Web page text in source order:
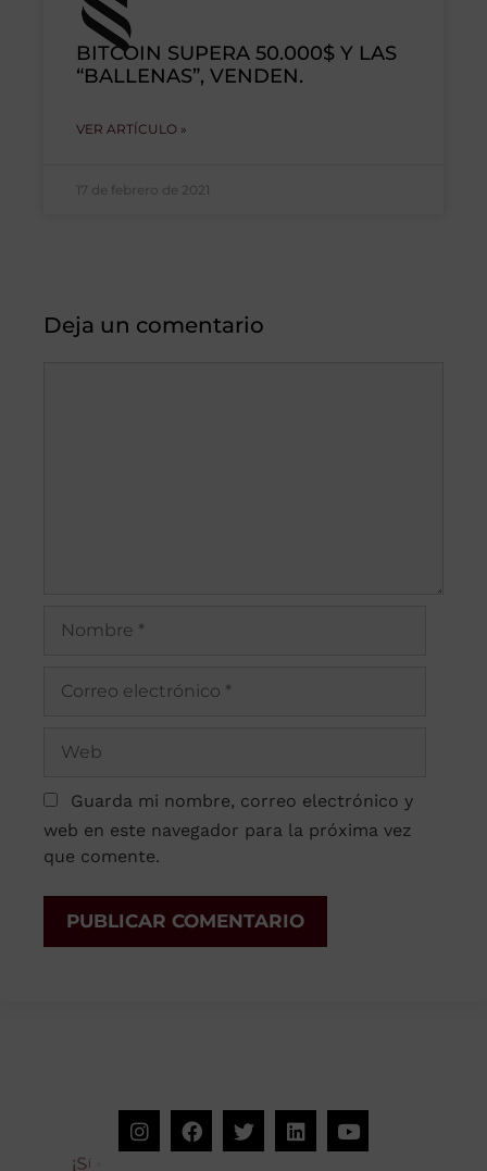
BITCOIN SUPERA 50.000$ Y LAS
“BALLENAS”, VENDEN.
VER ARTÍCULO »
17 de febrero de 2021
Deja un comentario
Guarda mi nombre, correo electrónico y
web en este navegador para la próxima vez
que comente.
¡Sí